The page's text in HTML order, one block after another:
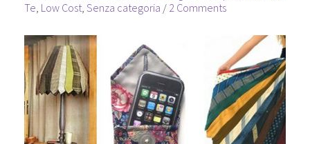
Te Low Cost, Senza categoria / 2 Comments